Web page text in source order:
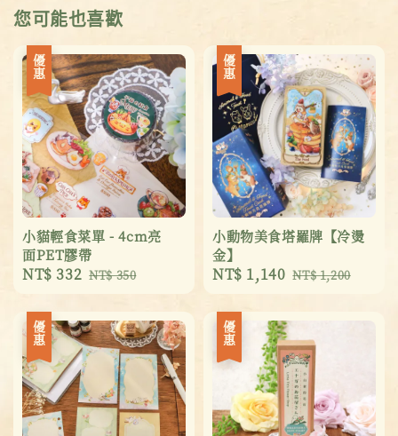
您可能也喜歡
優惠
小貓輕食菜單 - 4cm亮
面PET膠帶
Sale
NT$ 332 Regular
NT$ 350
優惠
小動物美食塔羅牌【冷燙
金】
Sale
NT$ 1,140 Regular
NT$ 1,200
優惠 優惠